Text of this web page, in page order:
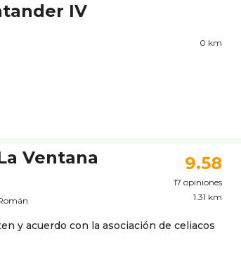
IV
0 km
Ventana 9.58
17 opiniones
1.31 km
y acuerdo con la asociación de celiacos